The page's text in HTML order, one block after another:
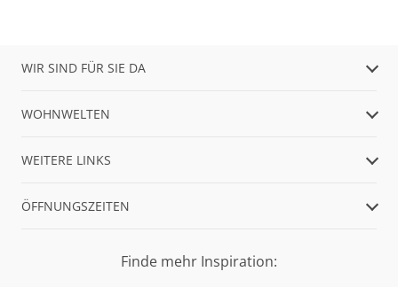
WIR SIND FÜR SIE DA
WOHNWELTEN
WEITERE LINKS
ÖFFNUNGSZEITEN
Finde mehr Inspiration: